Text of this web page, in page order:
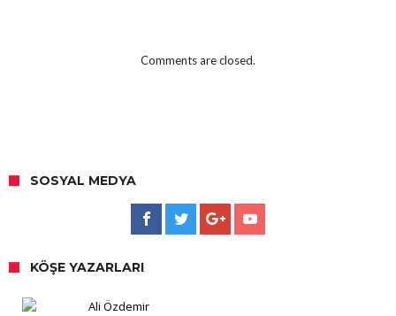
Comments are closed.
SOSYAL MEDYA
KÖŞE YAZARLARI
Ali Özdemir